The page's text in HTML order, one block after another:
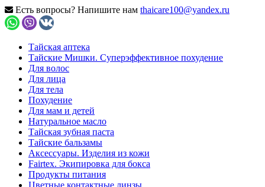
Есть вопросы? Напишите нам thaicare100@yandex.ru
Тайская аптека
Тайские Мишки. Суперэффективное похудение
Для волос
Для лица
Для тела
Похудение
Для мам и детей
Натуральное масло
Тайская зубная паста
Тайские бальзамы
Аксессуары. Изделия из кожи
Fairtex. Экипировка для бокса
Продукты питания
Цветные контактные линзы